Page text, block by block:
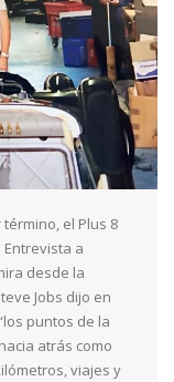
el Plus 8
a
desde la
Jobs dijo en
puntos de la
atrás como
viajes y